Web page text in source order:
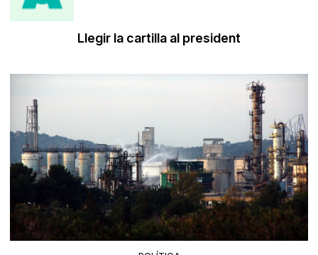
Llegir la cartilla al president